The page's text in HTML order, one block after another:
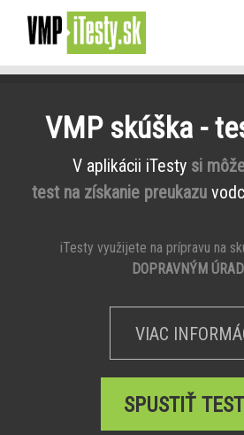
VMP skúška -
V aplikácii iTesty si
test na získanie preukazu
iTesty využijete na prípravu na
DOPRAVNÝM
VIAC
SPUSTIŤ TEST